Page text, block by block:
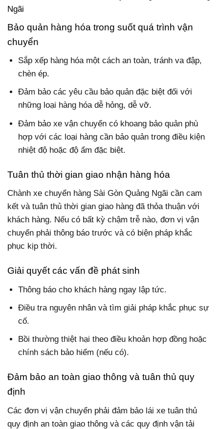
Ngãi
Bảo quản hàng hóa trong suốt quá trình vận
chuyển
Sắp xếp hàng hóa một cách an toàn, tránh va đập,
chèn ép.
Đảm bảo các yêu cầu bảo quản đặc biệt đối với
những loại hàng hóa dễ hỏng, dễ vỡ.
Đảm bảo xe vận chuyển có khoang bảo quản phù
hợp với các loại hàng cần bảo quản trong điều kiện
nhiệt độ hoặc độ ẩm đặc biệt.
Tuân thủ thời gian giao nhận hàng hóa
Chành xe chuyển hàng Sài Gòn Quảng Ngãi cần cam
kết và tuân thủ thời gian giao hàng đã thỏa thuận với
khách hàng. Nếu có bất kỳ chậm trễ nào, đơn vị vận
chuyển phải thông báo trước và có biện pháp khắc
phục kịp thời.
Giải quyết các vấn đề phát sinh
Thông báo cho khách hàng ngay lập tức.
Điều tra nguyên nhân và tìm giải pháp khắc phục sự
cố.
Bồi thường thiệt hại theo điều khoản hợp đồng hoặc
chính sách bảo hiểm (nếu có).
Đảm bảo an toàn giao thông và tuân thủ quy
định
Các đơn vị vận chuyển phải đảm bảo lái xe tuân thủ
quy định an toàn giao thông và các quy định vận tải